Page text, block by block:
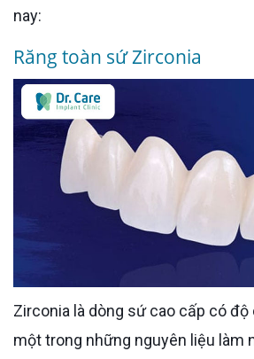
nay:
Răng toàn sứ Zirconia
Zirconia là dòng sứ cao cấp có độ cứng chắc cao là
một trong những nguyên liệu làm